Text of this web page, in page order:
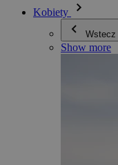
Kobiety
Wstecz
Show more